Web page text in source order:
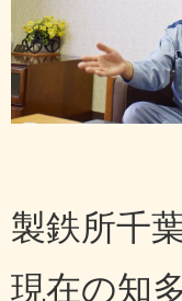
製鉄所千
現在の知